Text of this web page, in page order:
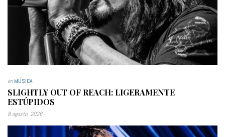
enMÚSICA
SLIGHTLY OUT OF REACH: LIGERAMENTE
ESTÚPIDOS
8 agosto, 2026